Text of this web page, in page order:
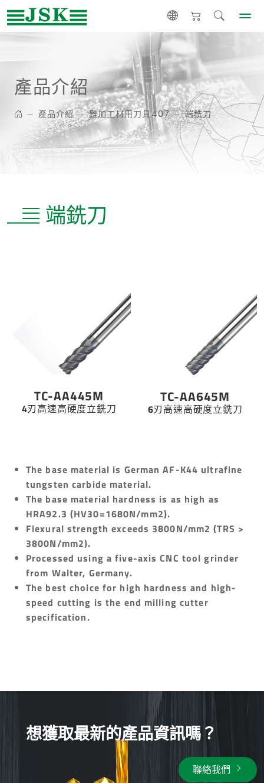
產品介紹
產品介紹 難加工材用刀具407 端銑刀
端銑刀
TC-AA445M
4刃高速高硬度立銑刀
TC-AA645M
6刃高速高硬度立銑刀
The base material is German AF-K44 ultrafine
tungsten carbide material.
The base material hardness is as high as
HRA92.3 (HV30=1680N/mm2).
Flexural strength exceeds 3800N/mm2 (TRS >
3800N/mm2).
Processed using a five-axis CNC tool grinder
from Walter, Germany.
The best choice for high hardness and high-
speed cutting is the end milling cutter
specification.
想獲取最新的產品資訊嗎？
聯絡我們